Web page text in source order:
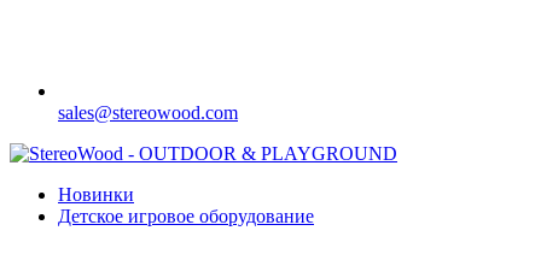
sales@stereowood.com
Новинки
Детское игровое оборудование